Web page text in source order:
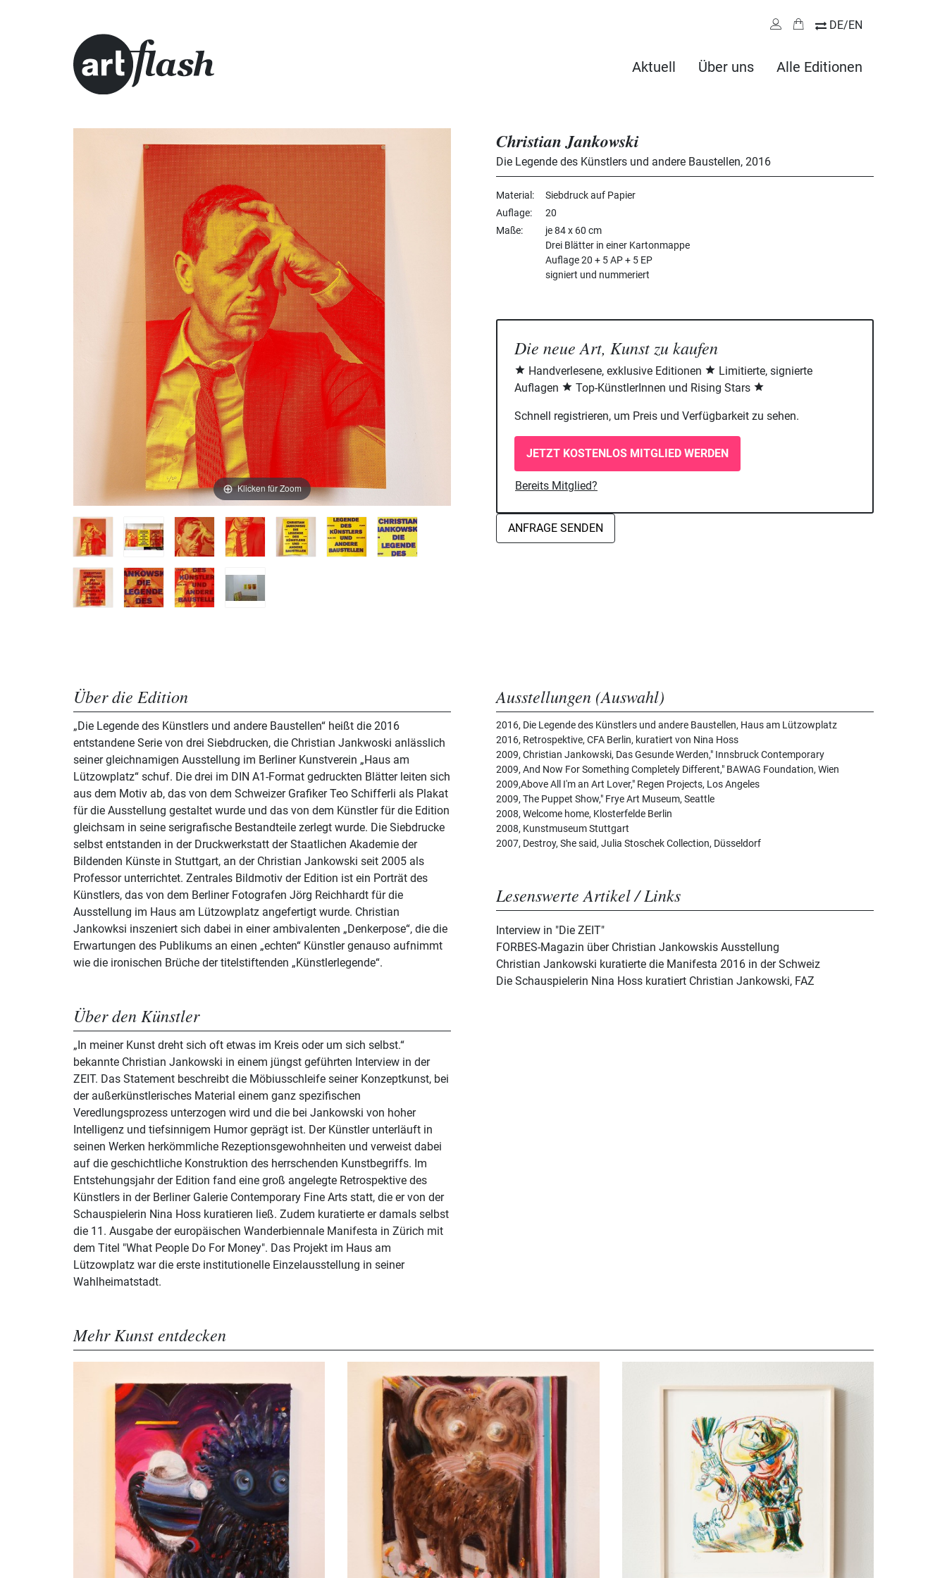
DE/EN
Aktuell Über uns Alle Editionen
Klicken für Zoom
Christian Jankowski
Die Legende des Künstlers und andere Baustellen, 2016
Material
Siebdruck auf Papier
Auflage
20
Maße
je 84 x 60 cm
Drei Blätter in einer Kartonmappe
Auflage 20 + 5 AP + 5 EP
signiert und nummeriert
Die neue Art, Kunst zu kaufen
Handverlesene, exklusive Editionen
Limitierte, signierte
Auflagen
Top-KünstlerInnen und Rising Stars
Schnell registrieren, um Preis und Verfügbarkeit zu sehen.
JETZT KOSTENLOS MITGLIED WERDEN
Bereits Mitglied?
ANFRAGE SENDEN
Über die Edition
„Die Legende des Künstlers und andere Baustellen“ heißt die 2016
entstandene Serie von drei Siebdrucken, die Christian Jankwoski anlässlich
seiner gleichnamigen Ausstellung im Berliner Kunstverein „Haus am
Lützowplatz“ schuf. Die drei im DIN A1-Format gedruckten Blätter leiten sich
aus dem Motiv ab, das von dem Schweizer Grafiker Teo Schifferli als Plakat
für die Ausstellung gestaltet wurde und das von dem Künstler für die Edition
gleichsam in seine serigrafische Bestandteile zerlegt wurde. Die Siebdrucke
selbst entstanden in der Druckwerkstatt der Staatlichen Akademie der
Bildenden Künste in Stuttgart, an der Christian Jankowski seit 2005 als
Professor unterrichtet. Zentrales Bildmotiv der Edition ist ein Porträt des
Künstlers, das von dem Berliner Fotografen Jörg Reichhardt für die
Ausstellung im Haus am Lützowplatz angefertigt wurde. Christian
Jankowksi inszeniert sich dabei in einer ambivalenten „Denkerpose“, die die
Erwartungen des Publikums an einen „echten“ Künstler genauso aufnimmt
wie die ironischen Brüche der titelstiftenden „Künstlerlegende“.
Über den Künstler
„In meiner Kunst dreht sich oft etwas im Kreis oder um sich selbst.“
bekannte Christian Jankowski in einem jüngst geführten Interview in der
ZEIT. Das Statement beschreibt die Möbiusschleife seiner Konzeptkunst, bei
der außerkünstlerisches Material einem ganz spezifischen
Veredlungsprozess unterzogen wird und die bei Jankowski von hoher
Intelligenz und tiefsinnigem Humor geprägt ist. Der Künstler unterläuft in
seinen Werken herkömmliche Rezeptionsgewohnheiten und verweist dabei
auf die geschichtliche Konstruktion des herrschenden Kunstbegriffs. Im
Entstehungsjahr der Edition fand eine groß angelegte Retrospektive des
Künstlers in der Berliner Galerie Contemporary Fine Arts statt, die er von der
Schauspielerin Nina Hoss kuratieren ließ. Zudem kuratierte er damals selbst
die 11. Ausgabe der europäischen Wanderbiennale Manifesta in Zürich mit
dem Titel "What People Do For Money". Das Projekt im Haus am
Lützowplatz war die erste institutionelle Einzelausstellung in seiner
Wahlheimatstadt.
Ausstellungen (Auswahl)
2016, Die Legende des Künstlers und andere Baustellen, Haus am Lützowplatz
2016, Retrospektive, CFA Berlin, kuratiert von Nina Hoss
2009, Christian Jankowski, Das Gesunde Werden," Innsbruck Contemporary
2009, And Now For Something Completely Different," BAWAG Foundation, Wien
2009,Above All I'm an Art Lover," Regen Projects, Los Angeles
2009, The Puppet Show," Frye Art Museum, Seattle
2008, Welcome home, Klosterfelde Berlin
2008, Kunstmuseum Stuttgart
2007, Destroy, She said, Julia Stoschek Collection, Düsseldorf
Lesenswerte Artikel / Links
Interview in "Die ZEIT"
FORBES-Magazin über Christian Jankowskis Ausstellung
Christian Jankowski kuratierte die Manifesta 2016 in der Schweiz
Die Schauspielerin Nina Hoss kuratiert Christian Jankowski, FAZ
Mehr Kunst entdecken